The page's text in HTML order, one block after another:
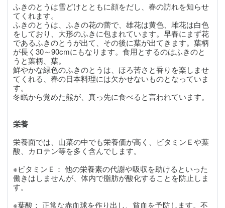
ふきのとうは雪どけとともに顔をだし、春の訪れを知らせ
てくれます。
ふきのとうは、ふきの花の蕾で、雄花は黄色、雌花は白色
をしており、大形のふきに包まれています。早春にまず花
であるふきのとうが出て、その後に葉が出てきます。葉柄
が長く30～90cmにもなります。食用とするのはふきのと
うと葉柄、葉。
鮮やかな緑色のふきのとうは、ほろ苦さと香りを楽しませ
てくれる、春の日本料理には欠かせないものとなっていま
す。
冬眠から覚めた熊が、真っ先に食べると言われています。
栄養
栄養面では、山菜の中でも栄養価が高く、ビタミンＥや葉
酸、カロテン等を多く含んでします。
※ビタミンＥ： 他の栄養素の代謝や吸収を助けるといった
働きはしませんが、体内で脂肪が酸化することを防止しま
す。
※葉酸： 正常な赤血球を作り出し、貧血を予防します。不